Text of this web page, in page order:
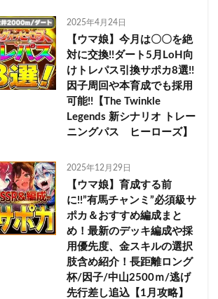
2025年4月24日
【ウマ娘】今月は〇〇を絶
対に交換!!ダート5月LoH向
けトレパス引換サポカ8選!!
因子周回や本育成でも採用
可能!!【The Twinkle
Legends 新シナリオ トレー
ニングパス ヒーローズ】
2025年12月29日
【ウマ娘】育成する前
に!!”有馬チャンミ”必須級サ
ポカ＆おすすめ編成まと
め！最新のデッキ編成や採
用優先度、金スキルの選択
肢含め紹介！長距離ロング
杯/因子/中山2500ｍ/逃げ
先行差し追込【1月攻略】